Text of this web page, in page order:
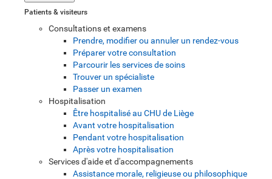
Patients & visiteurs
Consultations et examens
Prendre, modifier ou annuler un rendez-vous
Préparer votre consultation
Parcourir les services de soins
Trouver un spécialiste
Passer un examen
Hospitalisation
Être hospitalisé au CHU de Liège
Avant votre hospitalisation
Pendant votre hospitalisation
Après votre hospitalisation
Services d'aide et d'accompagnements
Assistance morale, religieuse ou philosophique